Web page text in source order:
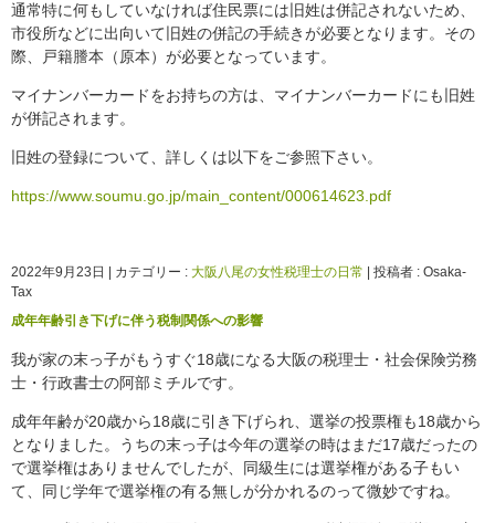
通常特に何もしていなければ住民票には旧姓は併記されないため、
市役所などに出向いて旧姓の併記の手続きが必要となります。その
際、戸籍謄本（原本）が必要となっています。
マイナンバーカードをお持ちの方は、マイナンバーカードにも旧姓
が併記されます。
旧姓の登録について、詳しくは以下をご参照下さい。
https://www.soumu.go.jp/main_content/000614623.pdf
2022年9月23日 カテゴリー : 大阪八尾の女性税理士の日常
投稿者 : Osaka-
Tax
成年年齢引き下げに伴う税制関係への影響
我が家の末っ子がもうすぐ18歳になる大阪の税理士・社会保険労務
士・行政書士の阿部ミチルです。
成年年齢が20歳から18歳に引き下げられ、選挙の投票権も18歳から
となりました。うちの末っ子は今年の選挙の時はまだ17歳だったの
で選挙権はありませんでしたが、同級生には選挙権がある子もい
て、同じ学年で選挙権の有る無しが分かれるのって微妙ですね。